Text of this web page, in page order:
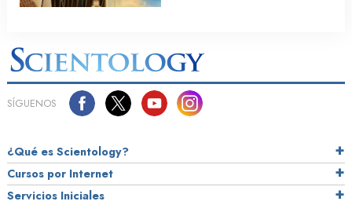
SÍGUENOS
¿Qué es Scientology?
Cursos por Internet
Servicios Iniciales